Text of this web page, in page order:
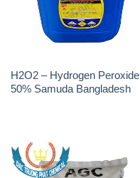
H2O2 – Hydrogen Peroxide
50% Samuda Bangladesh